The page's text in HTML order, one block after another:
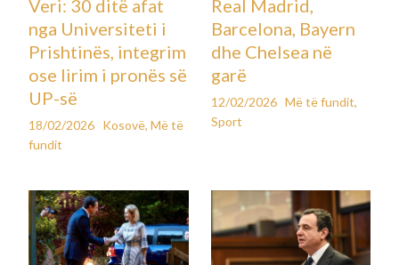
emigrantë në Jemen, 68 të
vdekur
Leave a Comment Botë, Më të funditBy
Koha e parashikuar e leximit: 2 minuta
Të paktën 68 persona kanë vdekur pas fundosjes së një
anijeje afër Jemenit, tha agjencia për migrim e Kombeve të
Bashkuara më 4 gusht.